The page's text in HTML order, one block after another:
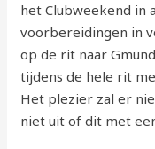
het Clubweekend in
voorbereidingen in
op de rit naar
tijdens de hele rit
Het plezier zal er
niet uit of dit met